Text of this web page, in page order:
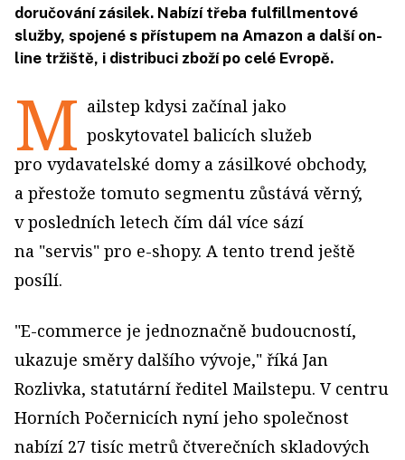
doručování zásilek. Nabízí třeba fulfillmentové
služby, spojené s přístupem na Amazon a další on-
line tržiště, i distribuci zboží po celé Evropě.
M ailstep kdysi začínal jako
poskytovatel balicích služeb
pro vydavatelské domy a zásilkové obchody,
a přestože tomuto segmentu zůstává věrný,
v posledních letech čím dál více sází
na "servis" pro e-shopy. A tento trend ještě
posílí.
"E-commerce je jednoznačně budoucností,
ukazuje směry dalšího vývoje," říká Jan
Rozlivka, statutární ředitel Mailstepu. V centru
Horních Počernicích nyní jeho společnost
nabízí 27 tisíc metrů čtverečních skladových